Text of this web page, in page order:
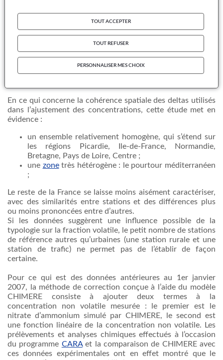
l’ensembledes stations demesuredePM10. Lenombre
seuil journalier
dépasséplus de 35fois dans l’année passe ainside 3à36.
limitéepar le petit
stationsmesurant àlafoisdesdonnéesde PM2.5 non
donnéesde PM2.5. Elle
la contributionsignificativede la fraction volatile aux
En cequiconcerne la cohérence spatialedes deltas utilisés
dans
l’ajustementdes concentrations, cette étudemet en
évidence :
un ensemble relativement homogène, qui s’étend sur
les régions Picardie, Ile-de-France, Normandie,
Bretagne, Pays de Loire, Centre ;
une zone très hétérogène: le pourtour méditerranéen
;
Le reste de la France se laisse moins aisément caractériser,
avec dessimilarités entrestations et desdifférences plus
ou moins prononcées entre d’autres.
Si les données suggèrent une influence possible de la
typologie sur la fraction volatile, le petit nombre de stations
de référence autres qu’urbaines (unestation ruraleet une
station detrafic) ne permet pas de l’établirdefaçon
certaine.
Pource quiest desdonnées antérieuresau 1er janvier
2007, la méthode de correction conçue à l’aidedu modèle
CHIMERE
consiste à ajouter deux termes à la
concentration non volatile mesurée: le premierest le
nitrate d’ammonium simulé par CHIMERE, le second est
une fonction linéaire de la concentration non volatile. Les
prélèvements et analyses chimiques effectués à
l’occasion
du programme CARAet la comparaison de CHIMERE avec
ces données expérimentales ont en effet montré quele
TOUT ACCEPTER
TOUT REFUSER
PERSONNALISER MES CHOIX